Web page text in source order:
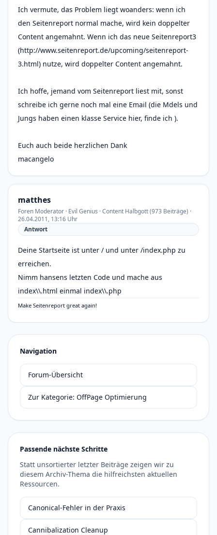
Ich vermute, das Problem liegt woanders: wenn ich
den Seitenreport normal mache, wird kein doppelter
Content angemahnt. Wenn ich das neue Seitenreport3
(http://www.seitenreport.de/upcoming/seitenreport-
3.html) nutze, wird doppelter Content angemahnt.
Ich hoffe, jemand vom Seitenreport liest mit, sonst
schreibe ich gerne noch mal eine Email (die Mdels und
Jungs haben einen klasse Service hier, finde ich ).
Euch auch beide herzlichen Dank
macangelo
matthes
Foren Moderator · Evil Genius · Content Halbgott (973 Beiträge) ·
26.04.2011, 13:16 Uhr
Antwort
Deine Startseite ist unter / und unter /index.php zu
erreichen.
Nimm hansens letzten Code und mache aus
index\\.html einmal index\\.php
Make Seitenreport great again!
Navigation
Forum-Übersicht
Zur Kategorie: OffPage Optimierung
Passende nächste Schritte
Statt unsortierter letzter Beiträge zeigen wir zu
diesem Archiv-Thema die hilfreichsten aktuellen
Ressourcen.
Canonical-Fehler in der Praxis
Cannibalization Cleanup